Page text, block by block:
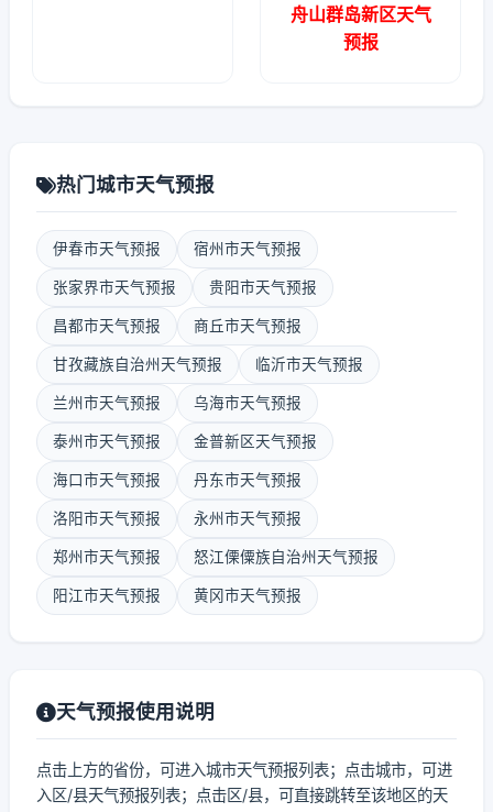
舟山群岛新区天气
预报
热门城市天气预报
伊春市天气预报 宿州市天气预报
张家界市天气预报 贵阳市天气预报
昌都市天气预报 商丘市天气预报
甘孜藏族自治州天气预报 临沂市天气预报
兰州市天气预报 乌海市天气预报
泰州市天气预报 金普新区天气预报
海口市天气预报 丹东市天气预报
洛阳市天气预报 永州市天气预报
郑州市天气预报 怒江傈僳族自治州天气预报
阳江市天气预报 黄冈市天气预报
天气预报使用说明
点击上方的省份，可进入城市天气预报列表；点击城市，可进
入区/县天气预报列表；点击区/县，可直接跳转至该地区的天